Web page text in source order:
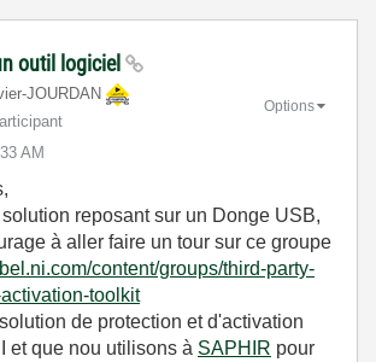
outil logiciel
JOURDAN
AM
Options
reposant sur un Donge USB,
à aller faire un tour sur ce groupe
content/groups/third-party-
toolkit
solution de protection et d'activation
et que nou utilisons à SAPHIR pour